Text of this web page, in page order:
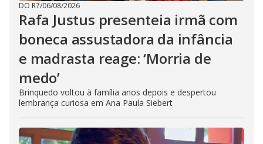
DO R7/06/08/2026
Rafa Justus presenteia irmã com
boneca assustadora da infância
e madrasta reage: ‘Morria de
medo’
Brinquedo voltou à família anos depois e despertou
lembrança curiosa em Ana Paula Siebert